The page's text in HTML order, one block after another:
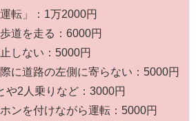
転」：1万2000円
道を走る：6000円
しない：5000円
に道路の左側に寄らない：5000円
2人乗りなど：3000円
ンを付けながら運転：5000円